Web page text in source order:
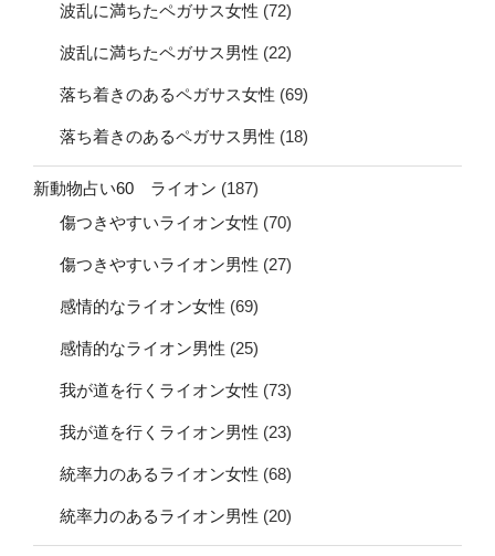
波乱に満ちたペガサス女性 (72)
波乱に満ちたペガサス男性 (22)
落ち着きのあるペガサス女性 (69)
落ち着きのあるペガサス男性 (18)
新動物占い60 ライオン (187)
傷つきやすいライオン女性 (70)
傷つきやすいライオン男性 (27)
感情的なライオン女性 (69)
感情的なライオン男性 (25)
我が道を行くライオン女性 (73)
我が道を行くライオン男性 (23)
統率力のあるライオン女性 (68)
統率力のあるライオン男性 (20)